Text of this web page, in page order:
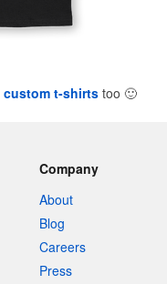
custom t-shirts too 🙂
Company
About
Blog
Careers
Press